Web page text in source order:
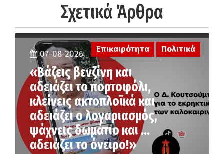
Σχετικά Άρθρα
Επικαιρότητα Πολιτικά
07-08-2026
«Βάζεις βενζίνη και
αδειάζει το πορτοφόλι,
κλείνεις ακτοπλοϊκά και
αδειάζει ο λογαριασμός,
ψάχνεις δωμάτιο και …
αδειάζει το όνειρο!»